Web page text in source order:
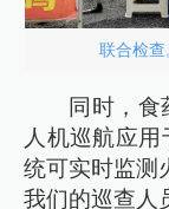
联合检
同时，食
人机巡航应
统可实时监测
我们的巡查人